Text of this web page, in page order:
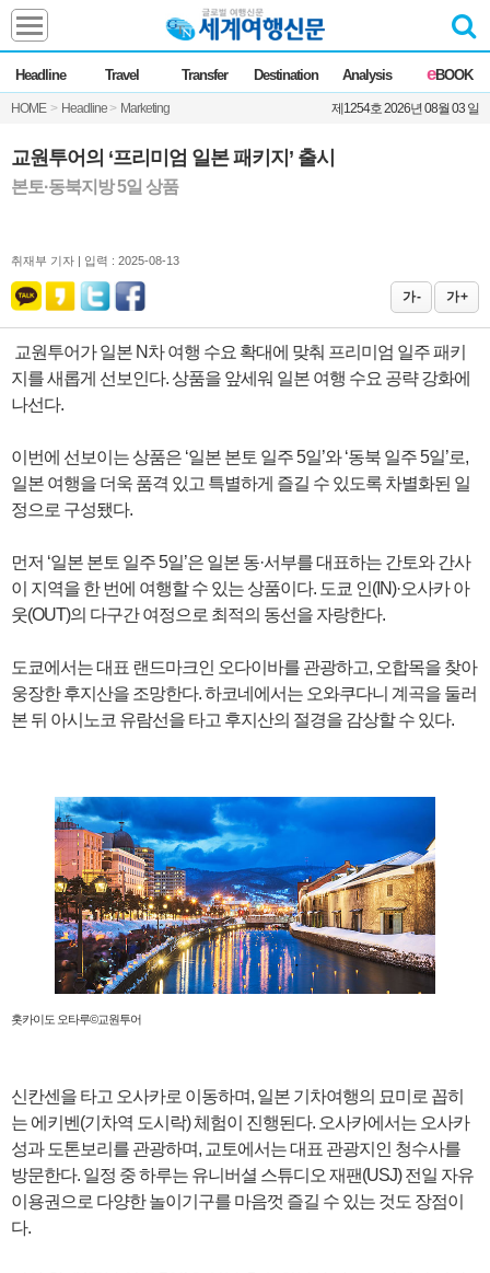
Headline Travel Transfer Destination Analysis eBOOK
HOME > Headline > Marketing 제1254호 2026년 08월 03 일
Headline
전체 News
Commentary Opinion
Focus Marketing
ZoomIn
Transfer
Destination
교원투어의 ‘프리미엄 일본 패키지’ 출시
본토·동북지방 5일 상품
취재부 기자 | 입력 : 2025-08-13
가 - 가 +
교원투어가 일본 N차 여행 수요 확대에 맞춰 프리미엄 일주 패키
지를 새롭게 선보인다. 상품을 앞세워 일본 여행 수요 공략 강화에
나선다.
이번에 선보이는 상품은 ‘일본 본토 일주 5일’와 ‘동북 일주 5일’로,
일본 여행을 더욱 품격 있고 특별하게 즐길 수 있도록 차별화된 일
정으로 구성됐다.
먼저 ‘일본 본토 일주 5일’은 일본 동·서부를 대표하는 간토와 간사
이 지역을 한 번에 여행할 수 있는 상품이다. 도쿄 인(IN)·오사카 아
웃(OUT)의 다구간 여정으로 최적의 동선을 자랑한다.
도쿄에서는 대표 랜드마크인 오다이바를 관광하고, 오합목을 찾아
웅장한 후지산을 조망한다. 하코네에서는 오와쿠다니 계곡을 둘러
본 뒤 아시노코 유람선을 타고 후지산의 절경을 감상할 수 있다.
홋카이도 오타루©교원투어
신칸센을 타고 오사카로 이동하며, 일본 기차여행의 묘미로 꼽히
는 에키벤(기차역 도시락) 체험이 진행된다. 오사카에서는 오사카
성과 도톤보리를 관광하며, 교토에서는 대표 관광지인 청수사를
방문한다. 일정 중 하루는 유니버셜 스튜디오 재팬(USJ) 전일 자유
이용권으로 다양한 놀이기구를 마음껏 즐길 수 있는 것도 장점이
다.